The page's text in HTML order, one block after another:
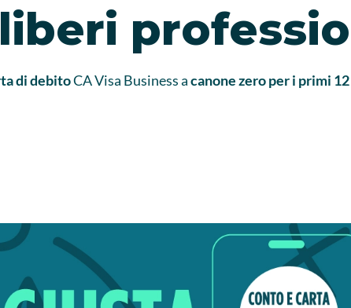
di debitoCAVisa Business acanone zero per i primi